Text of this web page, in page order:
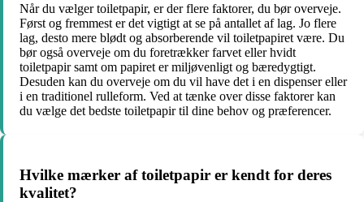
Når du vælger toiletpapir, er der flere faktorer, du bør overveje.
Først og fremmest er det vigtigt at se på antallet af lag. Jo flere
lag, desto mere blødt og absorberende vil toiletpapiret være. Du
bør også overveje om du foretrækker farvet eller hvidt
toiletpapir samt om papiret er miljøvenligt og bæredygtigt.
Desuden kan du overveje om du vil have det i en dispenser eller
i en traditionel rulleform. Ved at tænke over disse faktorer kan
du vælge det bedste toiletpapir til dine behov og præferencer.
Hvilke mærker af toiletpapir er kendt for deres
kvalitet?